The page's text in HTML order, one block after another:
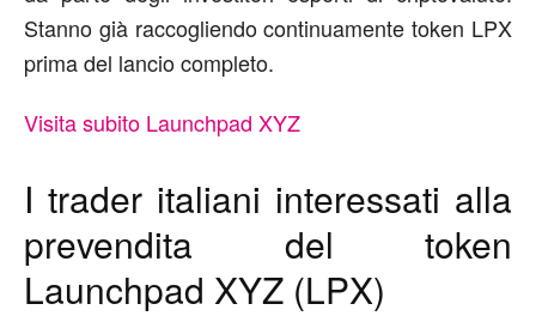
Stanno già raccogliendo continuamente token LPX
prima del lancio completo.
Visita subito Launchpad XYZ
I trader italiani interessati alla
prevendita del token
Launchpad XYZ (LPX)